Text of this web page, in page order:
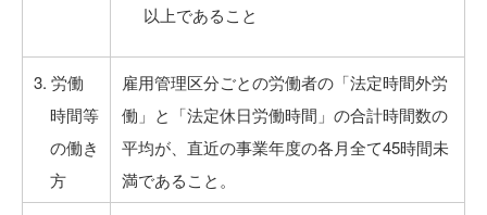
以上であること
3. 労働
時間等
の働き
方
雇用管理区分ごとの労働者の「法定時間外労
働」と「法定休日労働時間」の合計時間数の
平均が、直近の事業年度の各月全て45時間未
満であること。